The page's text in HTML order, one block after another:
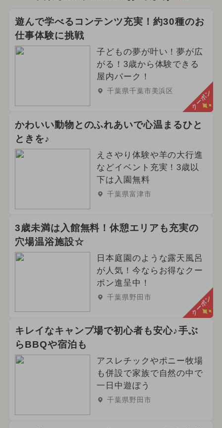
遊んで学べるコンテンツ充実！約30種のお
仕事体験に挑戦
子どもの夢が叶い！夢が広
がる！3歳から体験できる
屋内パーク！
千葉県千葉市美浜区 クーポン
かわいい動物とのふれあいで心温まるひと
ときを♪
えさやり体験や羊の大行進
などイベント充実！3歳以
下は入園無料
千葉県富津市
3歳未満は入館無料！休憩エリアも充実の
穴場温浴施設☆
日本庭園のような露天風呂
が人気！今ならお得なクー
ポン進呈中！
千葉県野田市 クーポン
キレイなキャンプ場で初心者も安心♪手ぶ
らBBQや宿泊も
アスレチックやポニー牧場
も併設で家族で自然の中で
一日中遊ぼう
千葉県野田市